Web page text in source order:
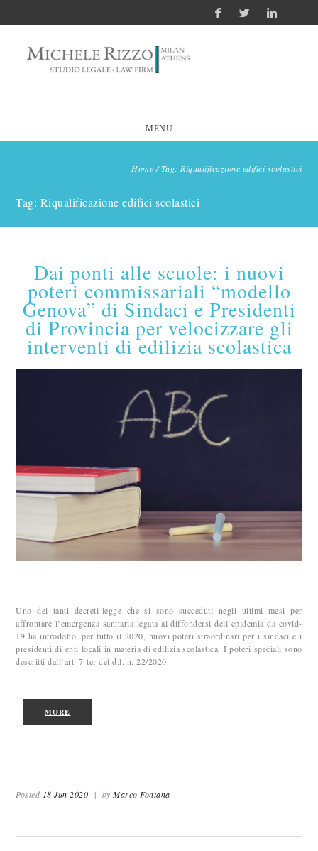
MENU
Home /Tag: Riqualificazione edifici scolastici
Tag: Riqualificazione edifici scolastici
Dai ponti alle scuole: i nuovi
poteri commissariali “modello
Genova” di Sindaci e Presidenti
di Provincia per velocizzare gli
interventi di edilizia scolastica
Uno dei tanti decreti-legge che si sono succeduti negli ultimi mesi per
affrontare l’emergenza sanitaria legata al diffondersi dell’epidemia da covid-
19 ha introdotto, per tutto il 2020, nuovi poteri straordinari per i sindaci e i
presidenti di enti locali in materia di edilizia scolastica. I poteri speciali sono
descritti dall’art. 7-ter del d.l. n. 22/2020
MORE
Posted 18 Jun 2020 | byMarco Fontana